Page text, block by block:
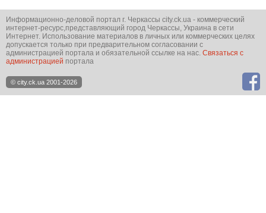
Информационно-деловой портал г. Черкассы city.ck.ua - коммерческий
интернет-ресурс,представляющий город Черкассы, Украина в сети
Интернет. Использование материалов в личных или коммерческих целях
допускается только при предварительном согласовании с
администрацией портала и обязательной ссылке на нас. Связаться с
администрацией портала
© city.ck.ua 2001-2026